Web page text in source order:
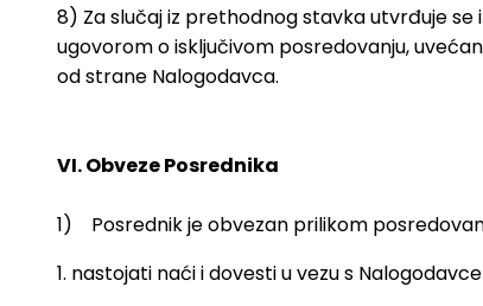
8) Za slučaj iz prethodnog stavka utvrđuje se
ugovorom o isključivom posredovanju,
od strane Nalogodavca.
VI. Obveze Posrednika
1) Posrednik je obvezan prilikom
1. nastojati naći i dovesti u vezu s